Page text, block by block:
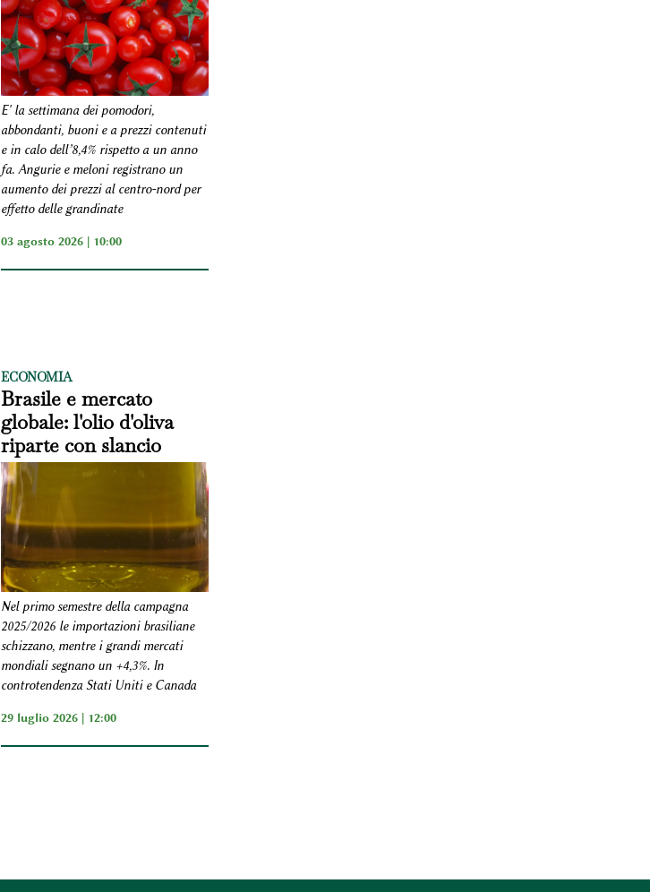
E' la settimana dei pomodori,
abbondanti, buoni e a prezzi contenuti
e in calo dell’8,4% rispetto a un anno
fa. Angurie e meloni registrano un
aumento dei prezzi al centro-nord per
effetto delle grandinate
03 agosto 2026 | 10:00
ECONOMIA
Brasile e mercato
globale: l'olio d'oliva
riparte con slancio
Nel primo semestre della campagna
2025/2026 le importazioni brasiliane
schizzano, mentre i grandi mercati
mondiali segnano un +4,3%. In
controtendenza Stati Uniti e Canada
29 luglio 2026 | 12:00